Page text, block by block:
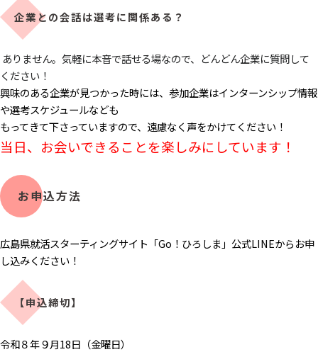
企業との会話は選考に関係ある？
ありません。気軽に本音で話せる場なので、どんどん企業に質問して
ください！
興味のある企業が見つかった時には、参加企業はインターンシップ情報
や選考スケジュールなども
もってきて下さっていますので、遠慮なく声をかけてください！
当日、お会いできることを楽しみにしています！
お申込方法
広島県就活スターティングサイト「Go！ひろしま」公式LINEからお申
し込みください！
​【申込締切】
令和８年９月18日（金曜日）